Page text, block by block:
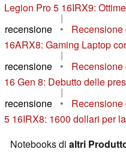
Legion Pro 5 16IRX9:
|
recensione
•
16ARX8: Gaming Laptop
|
recensione
•
16 Gen 8: Debutto delle
|
recensione
•
5 16IRX8: 1600 dollari per
Notebooks di altri